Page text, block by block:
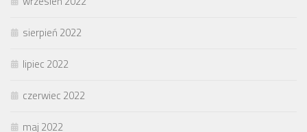
sierpień 2022
lipiec 2022
czerwiec 2022
maj 2022